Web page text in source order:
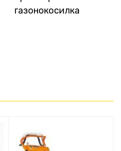
газонокосилка